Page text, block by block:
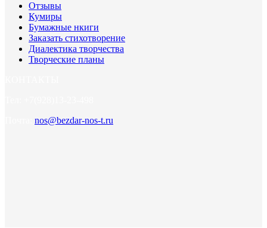
Отзывы
Кумиры
Бумажные нкиги
Заказать стихотворение
Диалектика творчества
Творческие планы
nos@bezdar-nos-t.ru